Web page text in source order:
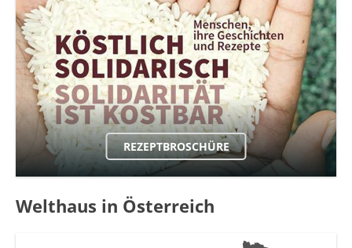
REZEPTBROSCHÜRE
Welthaus in Österreich